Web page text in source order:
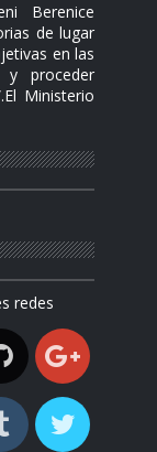
Berenice
de lugar
en las
proceder
Ministerio
redes